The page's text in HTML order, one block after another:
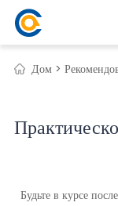
Дом >
Будьте в курсе